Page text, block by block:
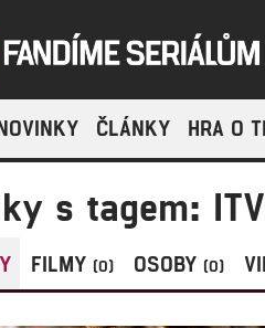
ČLÁNKY HRA O
s tagem:
FILMY (0) OSOBY (0)